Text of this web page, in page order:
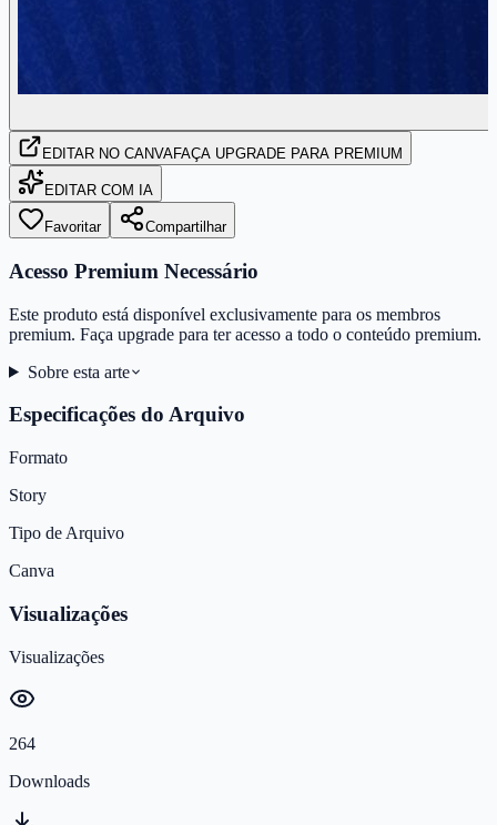
EDITAR NO CANVAFAÇA UPGRADE PARA PREMIUM
EDITAR COM IA
Favoritar Compartilhar
Acesso Premium Necessário
Este produto está disponível exclusivamente para os membros
premium. Faça upgrade para ter acesso a todo o conteúdo premium.
Sobre esta arte
Especificações do Arquivo
Formato
Story
Tipo de Arquivo
Canva
Visualizações
Visualizações
264
Downloads